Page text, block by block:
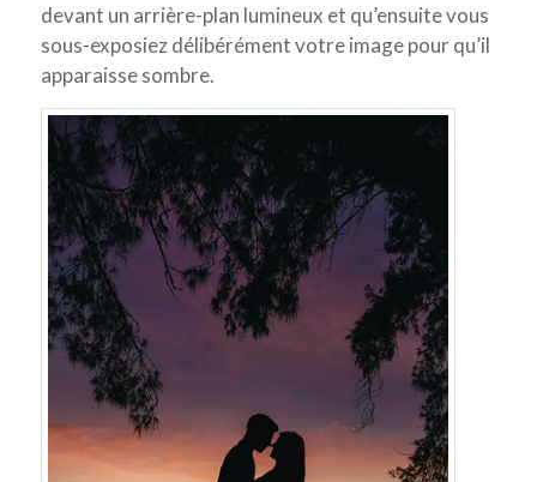
devant un arrière-plan lumineux et qu’ensuite vous
sous-exposiez délibérément votre image pour qu’il
apparaisse sombre.